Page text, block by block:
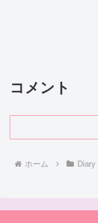
コメント
ホーム Diary